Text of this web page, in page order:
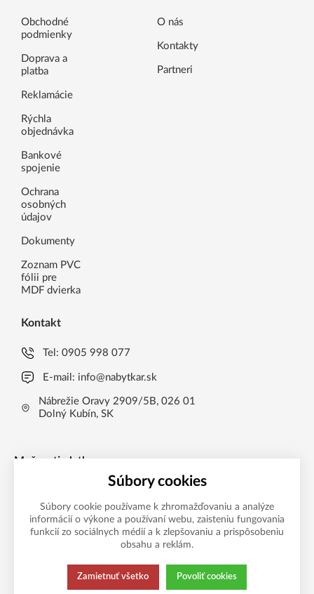
Obchodné
podmienky
Doprava a
platba
Reklamácie
Rýchla
objednávka
Bankové
spojenie
Ochrana
osobných
údajov
Dokumenty
Zoznam PVC
fólii pre
MDF dvierka
O nás
Kontakty
Partneri
Kontakt
Tel:0905 998 077
E-mail: info@nabytkar.sk
Nábrežie Oravy 2909/5B, 026 01
Dolný Kubín, SK
Možnosti platby
Súbory cookies
Súbory cookie používame k zhromažďovaniu a analýze
informácií o výkone a používaní webu, zaisteniu fungovania
funkcií zo sociálnych médií a k zlepšovaniu a prispôsobeniu
obsahu a reklám.
Zamietnuť všetko Povoliť cookies